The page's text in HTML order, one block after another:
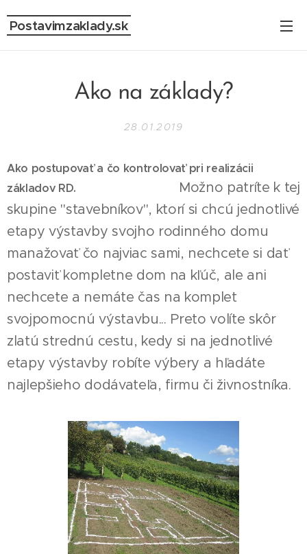
Postavimzaklady.sk
Ako na základy?
28.01.2019
Ako postupovať a čo kontrolovať pri realizácii
základov RD. Možno patríte k tej
skupine "stavebníkov", ktorí si chcú jednotlivé
etapy výstavby svojho rodinného domu
manažovať čo najviac sami, nechcete si dať
postaviť kompletne dom na kľúč, ale ani
nechcete a nemáte čas na komplet
svojpomocnú výstavbu... Preto volíte skôr
zlatú strednú cestu, kedy si na jednotlivé
etapy výstavby robíte výbery a hľadáte
najlepšieho dodávateľa, firmu či živnostníka.